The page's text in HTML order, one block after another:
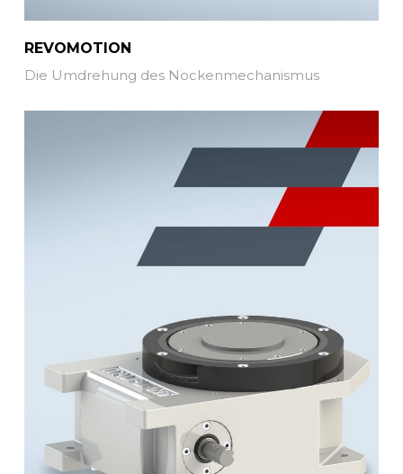
REVOMOTION
Die Umdrehung des Nockenmechanismus